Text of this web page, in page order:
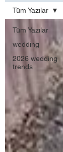
Tüm Yazılar
wedding
2026 wedding
trends
Tüm Yazılar